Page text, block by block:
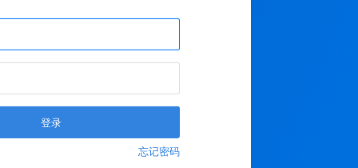
登录
忘记密码